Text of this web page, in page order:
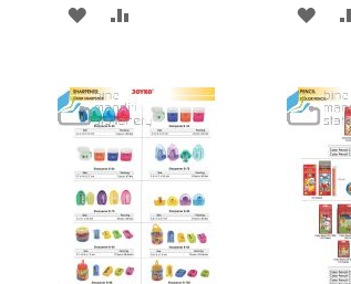
ADD
WISH
LIST
COMPARE
ADD
WISH
LIST